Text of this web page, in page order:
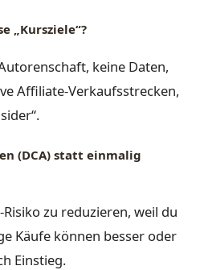
„Kursziele“?
keine Daten,
Affiliate-Verkaufsstrecken,
(DCA) statt einmalig
zu reduzieren, weil du
Käufe können besser oder
Einstieg.